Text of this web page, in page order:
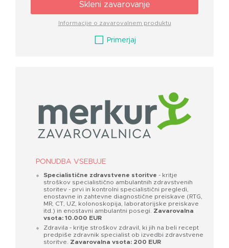
Skleni zavarovanje
Informacije o zavarovalnem produktu
V Primerjaj
PONUDBA VSEBUJE
Specialistične zdravstvene storitve - kritje
stroškov specialistično ambulantnih zdravstvenih
storitev - prvi in kontrolni specialistični pregledi,
enostavne in zahtevne diagnostične preiskave (RTG,
MR, CT, UZ, kolonoskopija, laboratorijske preiskave
itd.) in enostavni ambulantni posegi. Zavarovalna
vsota: 10.000 EUR
Zdravila - kritje stroškov zdravil, ki jih na beli recept
predpiše zdravnik specialist ob izvedbi zdravstvene
storitve. Zavarovalna vsota: 200 EUR